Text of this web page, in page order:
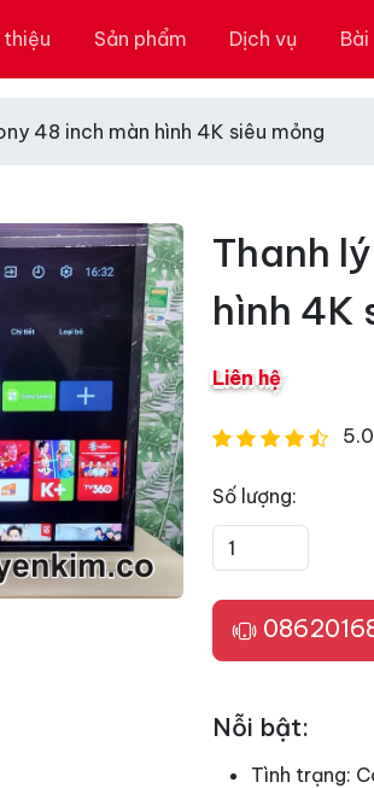
thiệu Sản phẩm Dịch vụ
48 inch màn hình 4K siêu mỏng
Thanh
hình 4K
Liên hệ
Số lượng:
Nỗi bật:
Tình trạng: